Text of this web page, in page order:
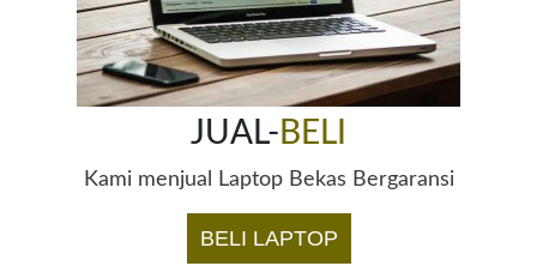
JUAL- BELI
Kami menjual Laptop Bekas Bergaransi
BELI LAPTOP